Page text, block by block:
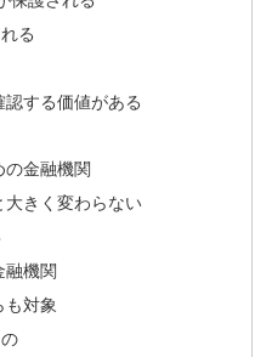
る
する価値がある
金融機関
きく変わらない
融機関
対象